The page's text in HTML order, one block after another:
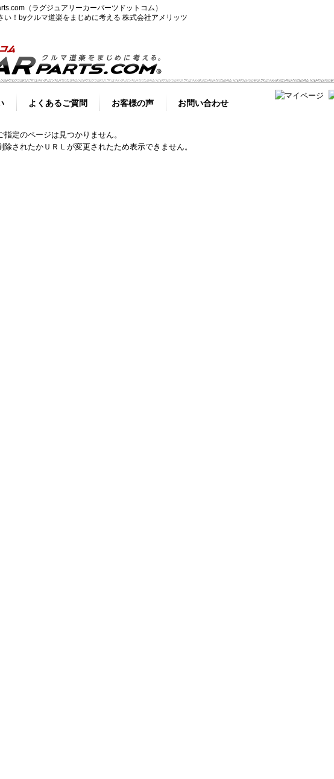
（ラグジュアリーカーパーツドットコム）
！byクルマ道楽をまじめに考える 株式会社アメリッツ
よくあるご質問 お客様の声 お問い合わせ
指定のページは見つかりません。
除されたかＵＲＬが変更されたため表示できません。